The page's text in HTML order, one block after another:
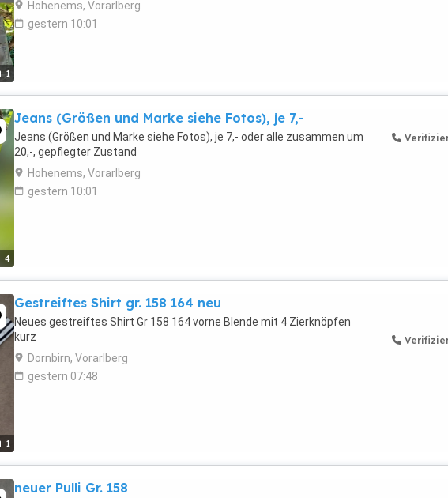
1
Hohenems, Vorarlberg
gestern 10:01
4
Jeans (Größen und Marke siehe Fotos), je 7,-
Jeans (Größen und Marke siehe Fotos), je 7,- oder alle zusammen um
20,-, gepflegter Zustand
Hohenems, Vorarlberg
gestern 10:01
1
Gestreiftes Shirt gr. 158 164 neu
Neues gestreiftes Shirt Gr 158 164 vorne Blende mit 4 Zierknöpfen
kurz
Dornbirn, Vorarlberg
gestern 07:48
neuer Pulli Gr. 158